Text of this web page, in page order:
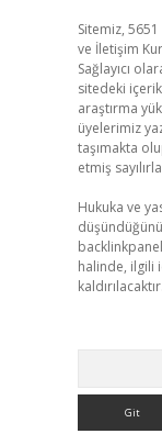
Sitemiz,
ve İletişim
Sağlayıcı
sitedeki
araştırma
üyelerimiz
taşımakta
etmiş
Hukuka ve
halinde, ilgili
kaldırılacaktır.